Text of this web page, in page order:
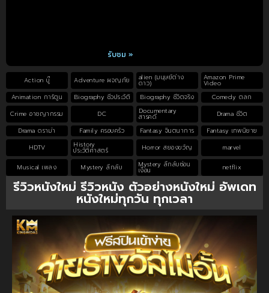
รับชม »
Action บู๊ Adventure ผจญภัย alien (มนุษย์ต่าง
ดาว)
Amazon Prime
Video
Animation การ์ตูน
Biography ชีวประวัติ Biography ชีวิตจริง
Comedy ตลก
Crime อาชญากรรม
DC Documentary
สารคดี
Drama ชีวิต
Drama ดราม่า
Family ครอบครัว Fantasy จินตนาการ
Fantasy เทพนิยาย
HDTV
History
ประวัติศาสตร์ Horror สยองขวัญ marvel
Musical เพลง Mystery ลึกลับ Mystery ลึกลับซ่อน
เงื่อน netflix
รีวิวหนังใหม่ รีวิวหนัง ตัวอย่างหนังใหม่ อัพเดท
หนังใหม่ทุกวัน ทุกเวลา